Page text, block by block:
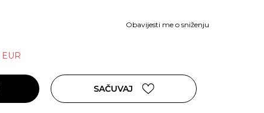
EUR
Obavijesti me o sniženju
SAČUVAJ